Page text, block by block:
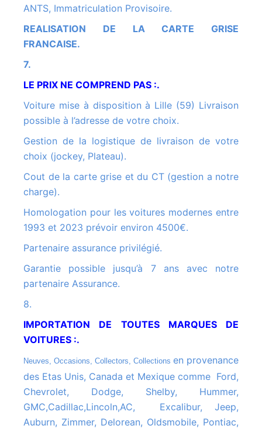
ANTS, Immatriculation Provisoire.
REALISATION DE LA CARTE GRISE
FRANCAISE.
7.
LE PRIX NE COMPREND PAS :.
Voiture mise à disposition à Lille (59) Livraison
possible à l’adresse de votre choix.
Gestion de la logistique de livraison de votre
choix (jockey, Plateau).
Cout de la carte grise et du CT (gestion a notre
charge).
Homologation pour les voitures modernes entre
1993 et 2023 prévoir environ 4500€.
Partenaire assurance privilégié.
Garantie possible jusqu’à 7 ans avec notre
partenaire Assurance.
8.
IMPORTATION DE TOUTES MARQUES DE
VOITURES :.
Neuves, Occasions, Collectors, Collections en provenance
des Etas Unis, Canada et Mexique comme Ford,
Chevrolet, Dodge, Shelby, Hummer,
GMC,Cadillac,Lincoln,AC, Excalibur, Jeep,
Auburn, Zimmer, Delorean, Oldsmobile, Pontiac,